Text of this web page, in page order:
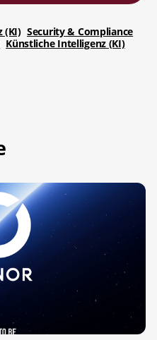
(KI) Security & Compliance
Künstliche Intelligenz (KI)